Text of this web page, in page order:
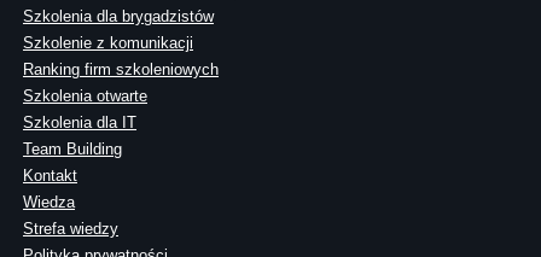
Szkolenia dla brygadzistów
Szkolenie z komunikacji
Ranking firm szkoleniowych
Szkolenia otwarte
Szkolenia dla IT
Team Building
Kontakt
Wiedza
Strefa wiedzy